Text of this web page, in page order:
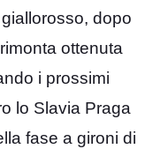
dopo
ottenuta
i prossimi
lo Slavia Praga
fase a gironi di